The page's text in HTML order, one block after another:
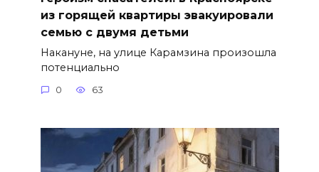
из горящей квартиры эвакуировали
семью с двумя детьми
Накануне, на улице Карамзина произошла
потенциально
0 63